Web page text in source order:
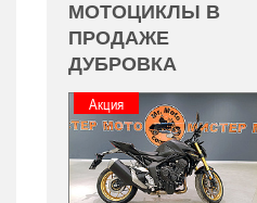
Акция
МОТОЦИКЛЫ В
ПРОДАЖЕ
ДУБРОВКА
Акция